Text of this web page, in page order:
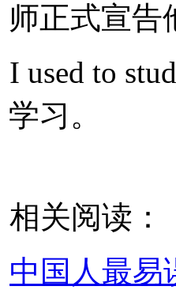
师正式宣告
I used to
学习。
相关阅读：
中国人最易